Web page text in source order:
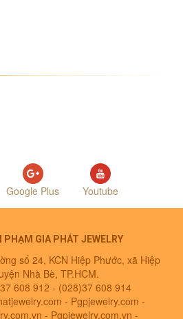
Google Plus Youtube
PHẠM GIA PHÁT JEWELRY
số 24, KCN Hiệp Phước, xã Hiệp
Nhà Bè, TP.HCM.
608 912 - (028)37 608 914
- Pgpjewelry.com -
- Pgpjewelry.com.vn -